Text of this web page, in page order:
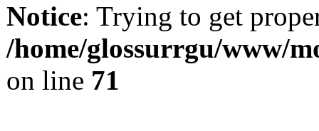
Notice: Trying to get
/home/glossurrgu/www/
on line 71